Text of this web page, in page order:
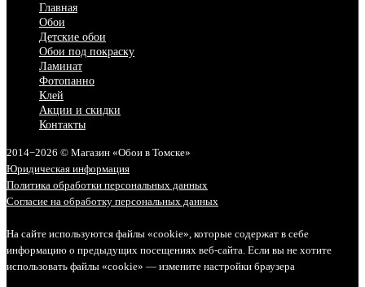
Главная
Обои
Детские обои
Обои под покраску
Ламинат
Фотопанно
Клей
Акции и скидки
Контакты
2014−2026 © Магазин «Обои в Томске»
Юридическая информация
Политика обработки персональных данных
Согласие на обработку персональных данных
На сайте используются файлы «cookie», которые содержат в себе
информацию о предыдущих посещениях веб-сайта. Если вы не хотите
использовать файлы «cookie» — измените настройки браузера